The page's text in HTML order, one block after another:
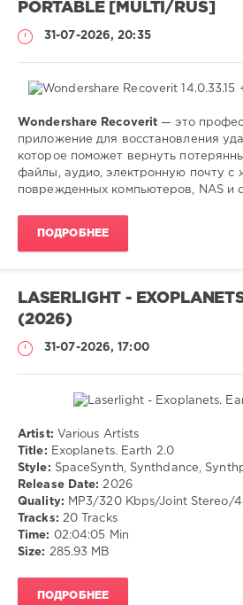
PORTABLE [MULTI/RUS]
31-07-2026, 20:35
SamDel
восстановить
удаленные,
файлы,
Wondershare Recoverit — это
приложение для восстановления
которое поможет вернуть
файлы, аудио, электронную почту с
поврежденных компьютеров, NAS и
ПОДРОБНЕЕ
LASERLIGHT -
(2026)
31-07-2026, 17:00
Музыка
drakon-
55
16
0
Synthpop,
Artist: Various Artists
Title: Exoplanets. Earth 2.0
Style: SpaceSynth, Synthdance,
Release Date: 2026
Quality: MP3/320 Kbps/Joint Stereo/
Tracks: 20 Tracks
Time: 02:04:05 Min
Size:
285.93 MB
ПОДРОБНЕЕ